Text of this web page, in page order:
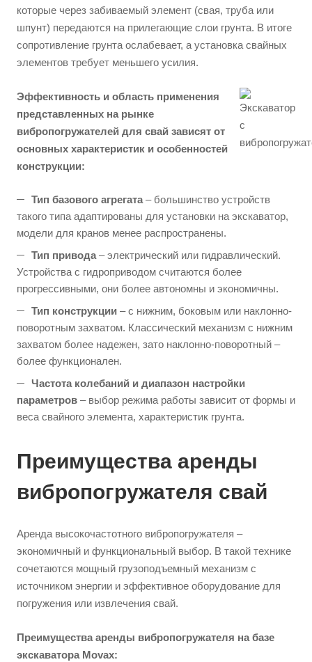
которые через забиваемый элемент (свая, труба или
шпунт) передаются на прилегающие слои грунта. В итоге
сопротивление грунта ослабевает, а установка свайных
элементов требует меньшего усилия.
Эффективность и область применения
представленных на рынке
вибропогружателей для свай зависят от
основных характеристик и особенностей
конструкции:
Тип базового агрегата – большинство устройств
такого типа адаптированы для установки на экскаватор,
модели для кранов менее распространены.
Тип привода – электрический или гидравлический.
Устройства с гидроприводом считаются более
прогрессивными, они более автономны и экономичны.
Тип конструкции – с нижним, боковым или наклонно-
поворотным захватом. Классический механизм с нижним
захватом более надежен, зато наклонно-поворотный –
более функционален.
Частота колебаний и диапазон настройки
параметров – выбор режима работы зависит от формы и
веса свайного элемента, характеристик грунта.
Преимущества аренды
вибропогружателя свай
Аренда высокочастотного вибропогружателя –
экономичный и функциональный выбор. В такой технике
сочетаются мощный грузоподъемный механизм с
источником энергии и эффективное оборудование для
погружения или извлечения свай.
Преимущества аренды вибропогружателя на базе
экскаватора Movax: